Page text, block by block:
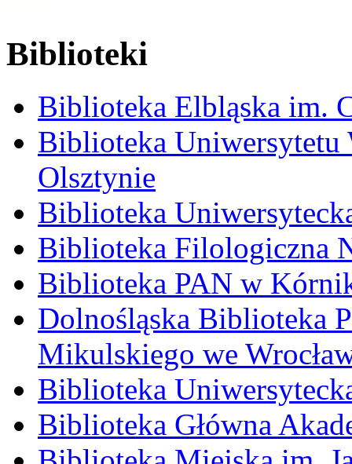
Biblioteki
Biblioteka Elbląska im.
Biblioteka Uniwersytetu
Olsztynie
Biblioteka
Biblioteka Filologiczna
Biblioteka PAN w
Dolnośląska Biblioteka
Mikulskiego we
Biblioteka
Biblioteka Główna